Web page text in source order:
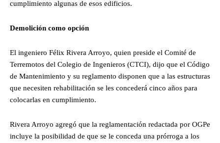
cumplimiento algunas de esos edificios.
Demolición como opción
El ingeniero Félix Rivera Arroyo, quien preside el Comité de
Terremotos del Colegio de Ingenieros (CTCI), dijo que el Código
de Mantenimiento y su reglamento disponen que a las estructuras
que necesiten rehabilitación se les concederá cinco años para
colocarlas en cumplimiento.
Rivera Arroyo agregó que la reglamentación redactada por OGPe
incluye la posibilidad de que se le conceda una prórroga a los